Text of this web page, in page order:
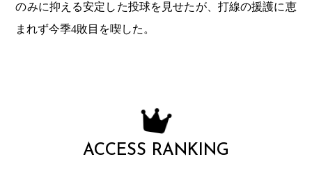
のみに抑える安定した投球を見せたが、打線の援護に恵
まれず今季4敗目を喫した。
ACCESS RANKING